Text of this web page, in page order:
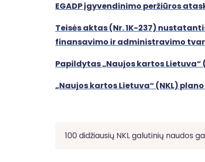
EGADP įgyvendinimo peržiūros
Teisės aktas (Nr. 1K-237)
finansavimo ir administravimo
Papildytas „Naujos kartos Lietuva“
„Naujos kartos Lietuva“ (NKL)
100 didžiausių NKL galutinių naudos